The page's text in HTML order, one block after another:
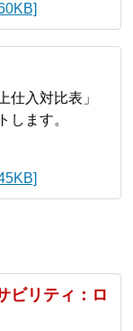
仕入対比表」
します。
ビリティ：ロ